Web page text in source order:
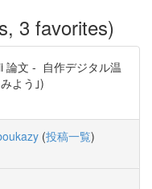
3 favorites)
論文 - 自作デジタル温
よう｣)
(投稿一覧)